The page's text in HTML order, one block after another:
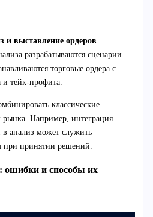
выставление ордеров
разрабатываются сценарии
торговые ордера с
и тейк-профита.
классические
рынка. Например, интеграция
в анализ может служить
при принятии решений.
ошибки и способы их